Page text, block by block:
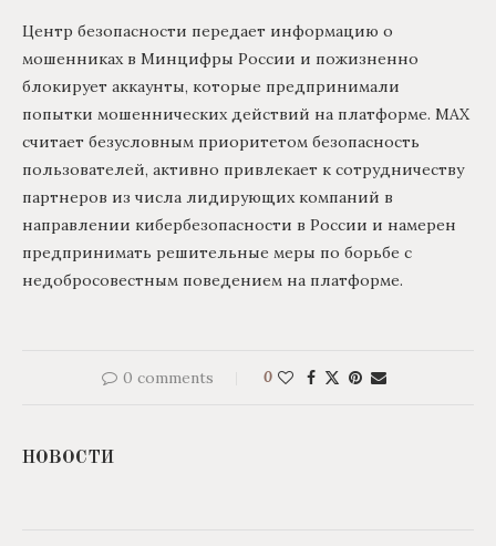
Центр безопасности передает информацию о
мошенниках в Минцифры России и пожизненно
блокирует аккаунты, которые предпринимали
попытки мошеннических действий на платформе. МАХ
считает безусловным приоритетом безопасность
пользователей, активно привлекает к сотрудничеству
партнеров из числа лидирующих компаний в
направлении кибербезопасности в России и намерен
предпринимать решительные меры по борьбе с
недобросовестным поведением на платформе.
0 comments 0
НОВОСТИ